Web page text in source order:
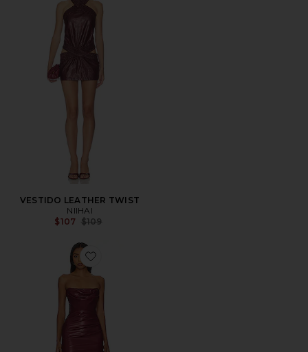
VESTIDO LEATHER TWIST
NIIHAI
$107 Previous price:
$109
Favorite MINIVESTIDO LEONA